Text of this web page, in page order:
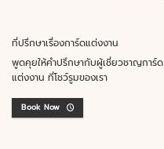
ที่ปรึกษาเรื่องการ์ดแต่งงาน
พูดคุยให้คำปรึกษากับผู้เชี่ยวชาญการ์ด
แต่งงาน ที่โชว์รูมของเรา
Book Now